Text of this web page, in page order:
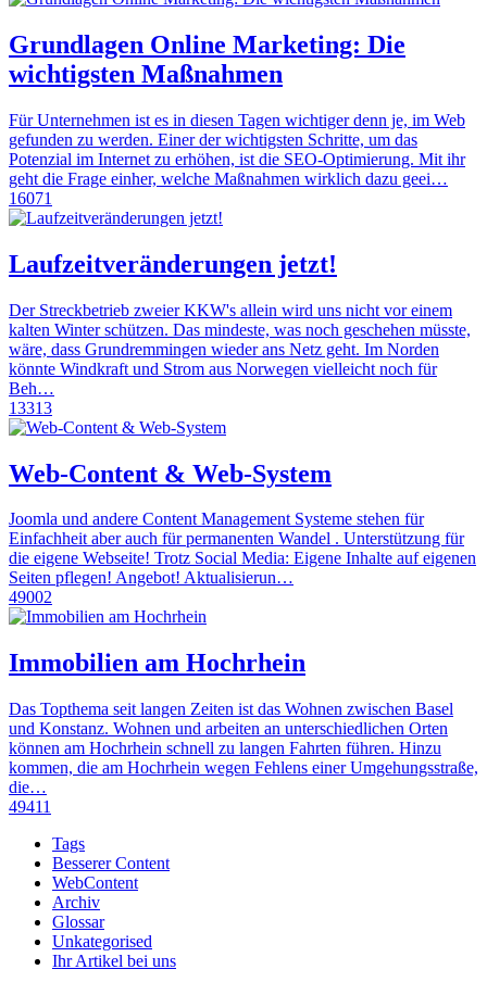
Grundlagen Online Marketing: Die
wichtigsten Maßnahmen
Für Unternehmen ist es in diesen Tagen wichtiger denn je, im Web
gefunden zu werden. Einer der wichtigsten Schritte, um das
Potenzial im Internet zu erhöhen, ist die SEO-Optimierung. Mit ihr
geht die Frage einher, welche Maßnahmen wirklich dazu geei…
16071
Laufzeitveränderungen jetzt!
Der Streckbetrieb zweier KKW's allein wird uns nicht vor einem
kalten Winter schützen. Das mindeste, was noch geschehen müsste,
wäre, dass Grundremmingen wieder ans Netz geht. Im Norden
könnte Windkraft und Strom aus Norwegen vielleicht noch für
Beh…
13313
Web-Content & Web-System
Joomla und andere Content Management Systeme stehen für
Einfachheit aber auch für permanenten Wandel . Unterstützung für
die eigene Webseite! Trotz Social Media: Eigene Inhalte auf eigenen
Seiten pflegen! Angebot! Aktualisierun…
49002
Immobilien am Hochrhein
Das Topthema seit langen Zeiten ist das Wohnen zwischen Basel
und Konstanz. Wohnen und arbeiten an unterschiedlichen Orten
können am Hochrhein schnell zu langen Fahrten führen. Hinzu
kommen, die am Hochrhein wegen Fehlens einer Umgehungsstraße,
die…
49411
Tags
Besserer Content
WebContent
Archiv
Glossar
Unkategorised
Ihr Artikel bei uns